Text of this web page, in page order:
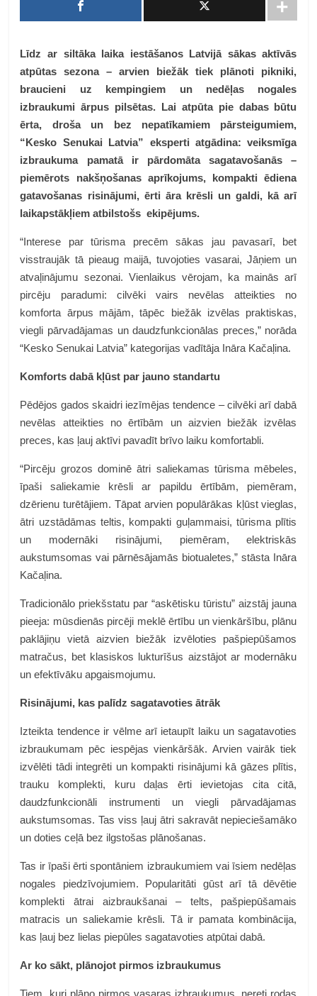
Līdz ar siltāka laika iestāšanos Latvijā sākas aktīvās
atpūtas sezona – arvien biežāk tiek plānoti pikniki,
braucieni uz kempingiem un nedēļas nogales
izbraukumi ārpus pilsētas. Lai atpūta pie dabas būtu
ērta, droša un bez nepatīkamiem pārsteigumiem,
“Kesko Senukai Latvia” eksperti atgādina: veiksmīga
izbraukuma pamatā ir pārdomāta sagatavošanās –
piemērots nakšņošanas aprīkojums, kompakti ēdiena
gatavošanas risinājumi, ērti āra krēsli un galdi, kā arī
laikapstākļiem atbilstošs ekipējums.
“Interese par tūrisma precēm sākas jau pavasarī, bet
visstraujāk tā pieaug maijā, tuvojoties vasarai, Jāņiem un
atvaļinājumu sezonai. Vienlaikus vērojam, ka mainās arī
pircēju paradumi: cilvēki vairs nevēlas atteikties no
komforta ārpus mājām, tāpēc biežāk izvēlas praktiskas,
viegli pārvadājamas un daudzfunkcionālas preces,” norāda
“Kesko Senukai Latvia” kategorijas vadītāja Ināra Kačaļina.
Komforts dabā kļūst par jauno standartu
Pēdējos gados skaidri iezīmējas tendence – cilvēki arī dabā
nevēlas atteikties no ērtībām un aizvien biežāk izvēlas
preces, kas ļauj aktīvi pavadīt brīvo laiku komfortabli.
“Pircēju grozos dominē ātri saliekamas tūrisma mēbeles,
īpaši saliekamie krēsli ar papildu ērtībām, piemēram,
dzērienu turētājiem. Tāpat arvien populārākas kļūst vieglas,
ātri uzstādāmas teltis, kompakti guļammaisi, tūrisma plītis
un modernāki risinājumi, piemēram, elektriskās
aukstumsomas vai pārnēsājamās biotualetes,” stāsta Ināra
Kačaļina.
Tradicionālo priekšstatu par “askētisku tūristu” aizstāj jauna
pieeja: mūsdienās pircēji meklē ērtību un vienkāršību, plānu
paklājiņu vietā aizvien biežāk izvēloties pašpiepūšamos
matračus, bet klasiskos lukturīšus aizstājot ar modernāku
un efektīvāku apgaismojumu.
Risinājumi, kas palīdz sagatavoties ātrāk
Izteikta tendence ir vēlme arī ietaupīt laiku un sagatavoties
izbraukumam pēc iespējas vienkāršāk. Arvien vairāk tiek
izvēlēti tādi integrēti un kompakti risinājumi kā gāzes plītis,
trauku komplekti, kuru daļas ērti ievietojas cita citā,
daudzfunkcionāli instrumenti un viegli pārvadājamas
aukstumsomas. Tas viss ļauj ātri sakravāt nepieciešamāko
un doties ceļā bez ilgstošas plānošanas.
Tas ir īpaši ērti spontāniem izbraukumiem vai īsiem nedēļas
nogales piedzīvojumiem. Popularitāti gūst arī tā dēvētie
komplekti ātrai aizbraukšanai – telts, pašpiepūšamais
matracis un saliekamie krēsli. Tā ir pamata kombinācija,
kas ļauj bez lielas piepūles sagatavoties atpūtai dabā.
Ar ko sākt, plānojot pirmos izbraukumus
Tiem, kuri plāno pirmos vasaras izbraukumus, nereti rodas